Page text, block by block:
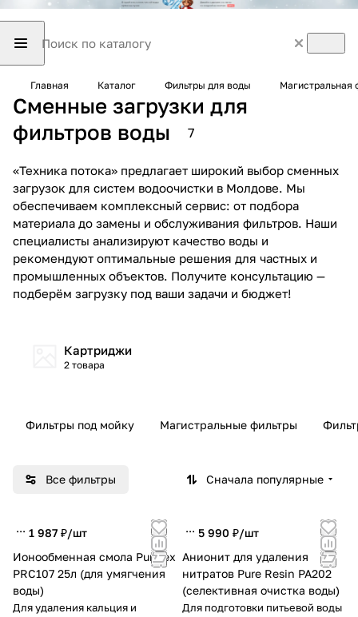
Главная Каталог Фильтры для воды Магистральная
Сменные загрузки для
фильтров воды
7
«Техника потока» предлагает широкий выбор сменных
загрузок для систем водоочистки в Молдове. Мы
обеспечиваем комплексный сервис: от подбора
материала до замены и обслуживания фильтров. Наши
специалисты анализируют качество воды и
рекомендуют оптимальные решения для частных и
промышленных объектов. Получите консультацию —
подберём загрузку под ваши задачи и бюджет!
Картриджи
2 товара
Фильтры под мойку Магистральные фильтры
Все фильтры Сначала популярные
1 987 ₽/шт
Ионообменная смола Purolex
PRC107 25л (для умягчения
воды)
Для удаления кальция и
5 990 ₽/шт
Анионит для удаления
нитратов Pure Resin PA202
(селективная очистка воды)
Для подготовки питьевой воды